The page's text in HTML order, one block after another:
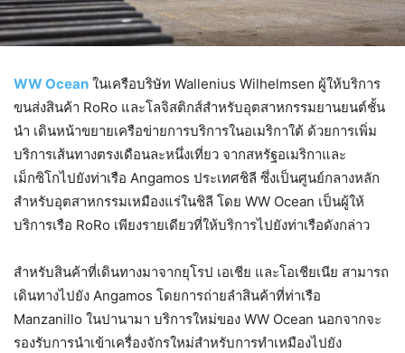
WW Ocean ในเครือบริษัท Wallenius Wilhelmsen ผู้ให้บริการ
ขนส่งสินค้า RoRo และโลจิสติกส์สำหรับอุตสาหกรรมยานยนต์ชั้น
นำ เดินหน้าขยายเครือข่ายการบริการในอเมริกาใต้ ด้วยการเพิ่ม
บริการเส้นทางตรงเดือนละหนึ่งเที่ยว จากสหรัฐอเมริกาและ
เม็กซิโกไปยังท่าเรือ Angamos ประเทศชิลี ซึ่งเป็นศูนย์กลางหลัก
สำหรับอุตสาหกรรมเหมืองแร่ในชิลี โดย WW Ocean เป็นผู้ให้
บริการเรือ RoRo เพียงรายเดียวที่ให้บริการไปยังท่าเรือดังกล่าว
สำหรับสินค้าที่เดินทางมาจากยุโรป เอเชีย และโอเชียเนีย สามารถ
เดินทางไปยัง Angamos โดยการถ่ายลำสินค้าที่ท่าเรือ
Manzanillo ในปานามา บริการใหม่ของ WW Ocean นอกจากจะ
รองรับการนำเข้าเครื่องจักรใหม่สำหรับการทำเหมืองไปยัง